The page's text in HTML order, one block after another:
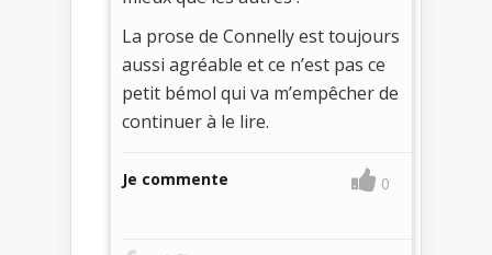
La prose de Connelly est toujours
aussi agréable et ce n’est pas ce
petit bémol qui va m’empêcher de
continuer à le lire.
Je commente 0